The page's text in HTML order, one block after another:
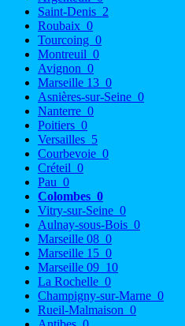
Saint-Denis 2
Roubaix 0
Tourcoing 0
Montreuil 0
Avignon 0
Marseille 13 0
Asnières-sur-Seine 0
Nanterre 0
Poitiers 0
Versailles 5
Courbevoie 0
Créteil 0
Pau 0
Colombes 0
Vitry-sur-Seine 0
Aulnay-sous-Bois 0
Marseille 08 0
Marseille 15 0
Marseille 09 10
La Rochelle 0
Champigny-sur-Marne 0
Rueil-Malmaison 0